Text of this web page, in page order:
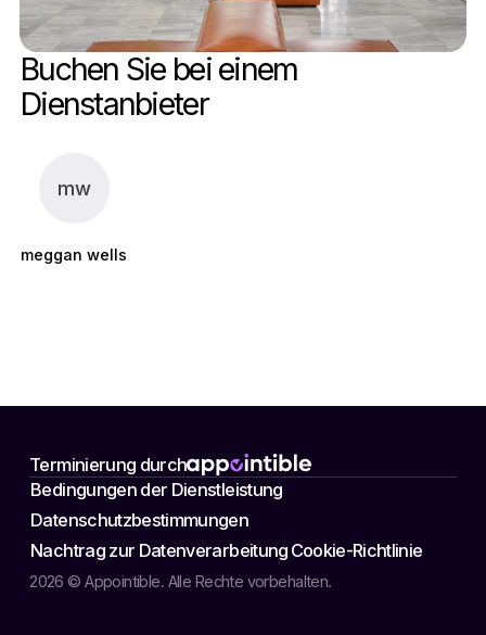
Buchen Sie bei einem
Dienstanbieter
mw
meggan wells
Terminierung durch
2026 © Appointible. Alle Rechte vorbehalten.
Bedingungen der Dienstleistung
Datenschutzbestimmungen
Nachtrag zur Datenverarbeitung Cookie-Richtlinie